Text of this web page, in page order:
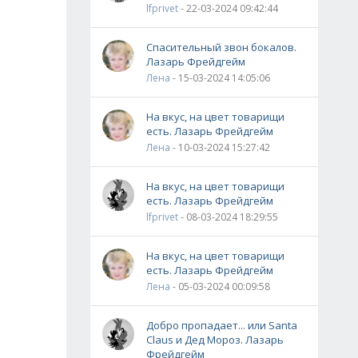
lfprivet- 22-03-2024 09:42:44
Спасительный звон бокалов.
Лазарь Фрейдгейм
Лена - 15-03-2024 14:05:06
На вкус, на цвет товарищи
есть. Лазарь Фрейдгейм
Лена - 10-03-2024 15:27:42
На вкус, на цвет товарищи
есть. Лазарь Фрейдгейм
lfprivet- 08-03-2024 18:29:55
На вкус, на цвет товарищи
есть. Лазарь Фрейдгейм
Лена - 05-03-2024 00:09:58
Добро пропадает... или Santa
Claus и Дед Мороз. Лазарь
Фрейдгейм